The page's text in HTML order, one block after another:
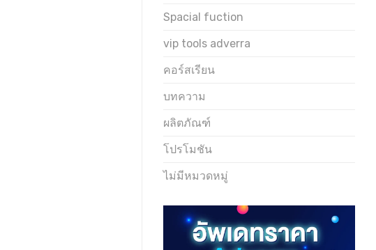
Spacial fuction
vip tools adverra
คอร์สเรียน
บทความ
ผลิตภัณฑ์
โปรโมชัน
ไม่มีหมวดหมู่